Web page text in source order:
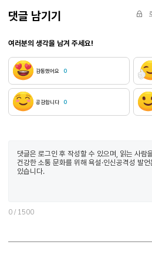
하더라도 “자이니치[在日]”(176쪽)였던 엄마와 외
주목받는 예술가에 대한 관심이라기보다는 한국의
세희에게는 그 무엇도 강요하지 말자고”(182쪽, ‘
증언을 불현듯 상기시킨다는 점에서 무의식의 작용이라고도 할 수 있다. 엄마와
자식이 없는 ‘선생님’과 ‘센세’가 자신을 딸처럼
점이 이 소설의 중심 기둥 역할을 한다는 데서 작가가 이
제3의 국가인 영국에 잠시 체류 중이다. ‘제이비
다룬 작품을 신작으로 발표한다는 데에 연주가 각별한 관심을 가졌던 것에서, 두 사람의 만남은 어떤 역사적 사건으로
보았듯 그녀는 전시실에서 ‘선생님’의 환영과 대
열기로 팽만해”(176쪽) 있던 일본 사회에서도 자
곁에 있어주지 못하는 미안함을 전하는 부분이다.
제도에 치여 끝내 자유로운 삶을 누려보지 못한 자의
만한, 엄마와 아빠가 고심해 딸의 이름을 짓고 오
공유하는 역사이기도 하다. 이 역사에 대한 전망은 이름을 지어주는 일과 그
댓글 남기기
여러분의 생각을 남겨 주세요!
감동했어요 0
공감합니다 0
0 / 1500